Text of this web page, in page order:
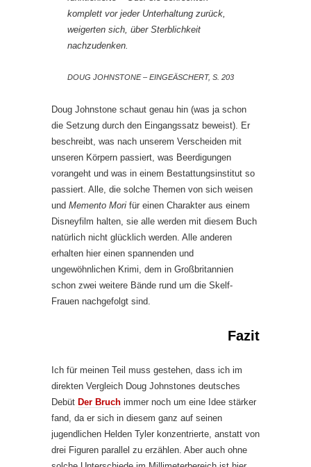
komplett vor jeder Unterhaltung zurück,
weigerten sich, über Sterblichkeit
nachzudenken.
DOUG JOHNSTONE – EINGEÄSCHERT, S. 203
Doug Johnstone schaut genau hin (was ja schon
die Setzung durch den Eingangssatz beweist). Er
beschreibt, was nach unserem Verscheiden mit
unseren Körpern passiert, was Beerdigungen
vorangeht und was in einem Bestattungsinstitut so
passiert. Alle, die solche Themen von sich weisen
und Memento Mori für einen Charakter aus einem
Disneyfilm halten, sie alle werden mit diesem Buch
natürlich nicht glücklich werden. Alle anderen
erhalten hier einen spannenden und
ungewöhnlichen Krimi, dem in Großbritannien
schon zwei weitere Bände rund um die Skelf-
Frauen nachgefolgt sind.
Fazit
Ich für meinen Teil muss gestehen, dass ich im
direkten Vergleich Doug Johnstones deutsches
Debüt Der Bruch immer noch um eine Idee stärker
fand, da er sich in diesem ganz auf seinen
jugendlichen Helden Tyler konzentrierte, anstatt von
drei Figuren parallel zu erzählen. Aber auch ohne